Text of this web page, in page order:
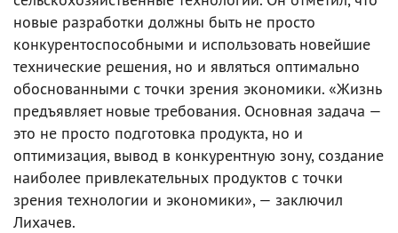
новые разработки должны быть не просто
конкурентоспособными и использовать новейшие
технические решения, но и являться оптимально
обоснованными с точки зрения экономики. «Жизнь
предъявляет новые требования. Основная задача —
это не просто подготовка продукта, но и
оптимизация, вывод в конкурентную зону, создание
наиболее привлекательных продуктов с точки
зрения технологии и экономики», — заключил
Лихачев.